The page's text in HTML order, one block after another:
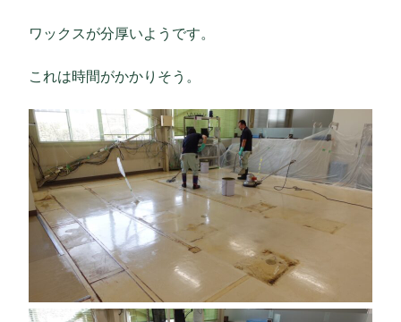
ワックスが分厚いようです。
これは時間がかかりそう。